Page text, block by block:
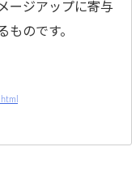
ージアップに寄与
ものです。